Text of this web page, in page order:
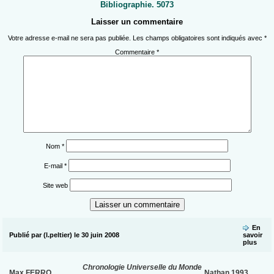
Bibliographie. 5073
Laisser un commentaire
Votre adresse e-mail ne sera pas publiée. Les champs obligatoires sont indiqués avec *
Commentaire *
Nom *
E-mail *
Site web
Publié par (l.peltier) le 30 juin 2008
En
savoir
plus
Chronologie Universelle du Monde